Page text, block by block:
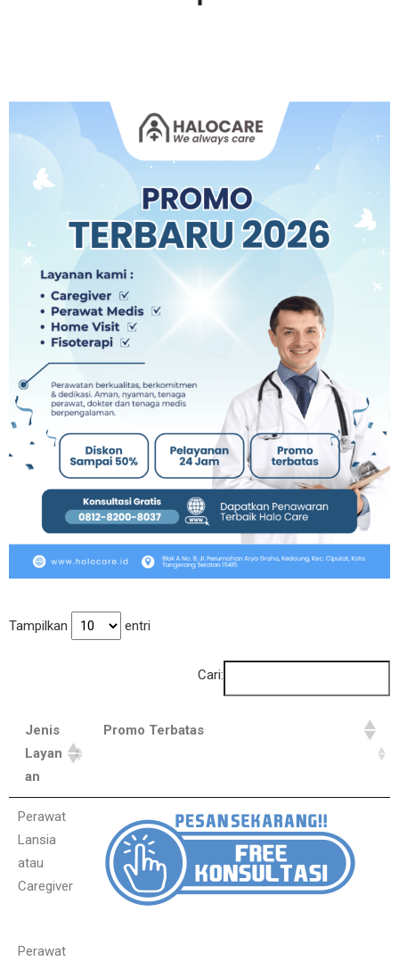
Tampilkan entri
Cari:
Jenis
Layan
an
Promo Terbatas
Perawat
Lansia
atau
Caregiver
Perawat